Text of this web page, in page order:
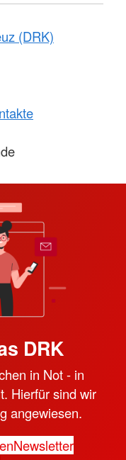
(DRK)
DRK
in Not - in
Hierfür sind wir
angewiesen.
Newsletter